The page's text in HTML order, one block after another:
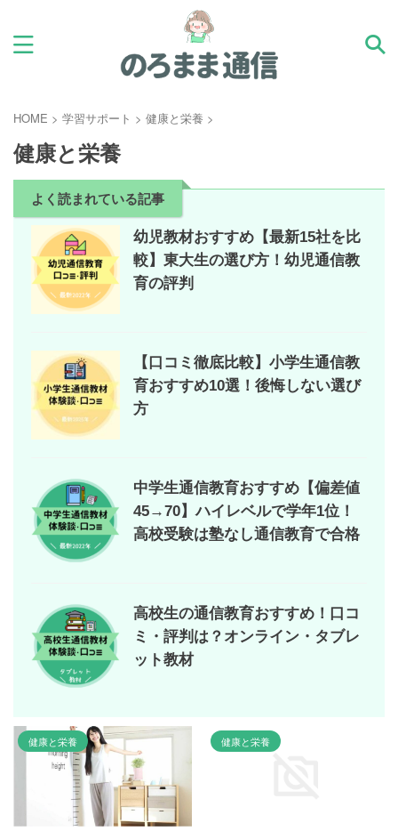
HOME > 学習サポート > 健康と栄養 >
健康と栄養
よく読まれている記事
幼児教材おすすめ【最新15社を比
較】東大生の選び方！幼児通信教
育の評判
【口コミ徹底比較】小学生通信教
育おすすめ10選！後悔しない選び
方
中学生通信教育おすすめ【偏差値
45→70】ハイレベルで学年1位！
高校受験は塾なし通信教育で合格
高校生の通信教育おすすめ！口コ
ミ・評判は？オンライン・タブレ
ット教材
健康と栄養 健康と栄養